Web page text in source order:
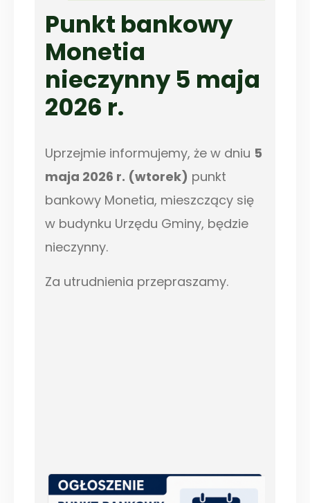
Punkt bankowy
Monetia
nieczynny 5 maja
2026 r.
Uprzejmie informujemy, że w dniu 5
maja 2026 r. (wtorek) punkt
bankowy Monetia, mieszczący się
w budynku Urzędu Gminy, będzie
nieczynny.
Za utrudnienia przepraszamy.